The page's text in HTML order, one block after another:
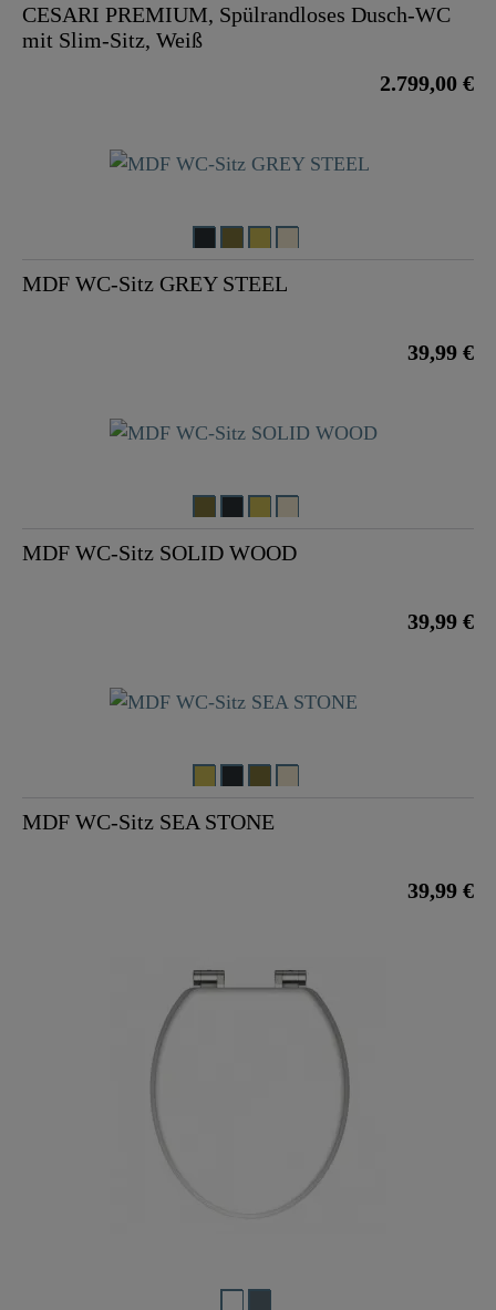
CESARI PREMIUM, Spülrandloses Dusch-WC
mit Slim-Sitz, Weiß
2.799,00 €
MDF WC-Sitz GREY STEEL
39,99 €
MDF WC-Sitz SOLID WOOD
39,99 €
MDF WC-Sitz SEA STONE
39,99 €